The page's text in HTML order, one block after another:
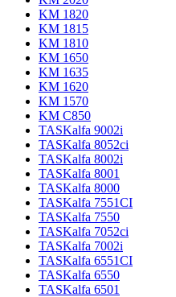
KM 1820
KM 1815
KM 1810
KM 1650
KM 1635
KM 1620
KM 1570
KM C850
TASKalfa 9002i
TASKalfa 8052ci
TASKalfa 8002i
TASKalfa 8001
TASKalfa 8000
TASKalfa 7551CI
TASKalfa 7550
TASKalfa 7052ci
TASKalfa 7002i
TASKalfa 6551CI
TASKalfa 6550
TASKalfa 6501